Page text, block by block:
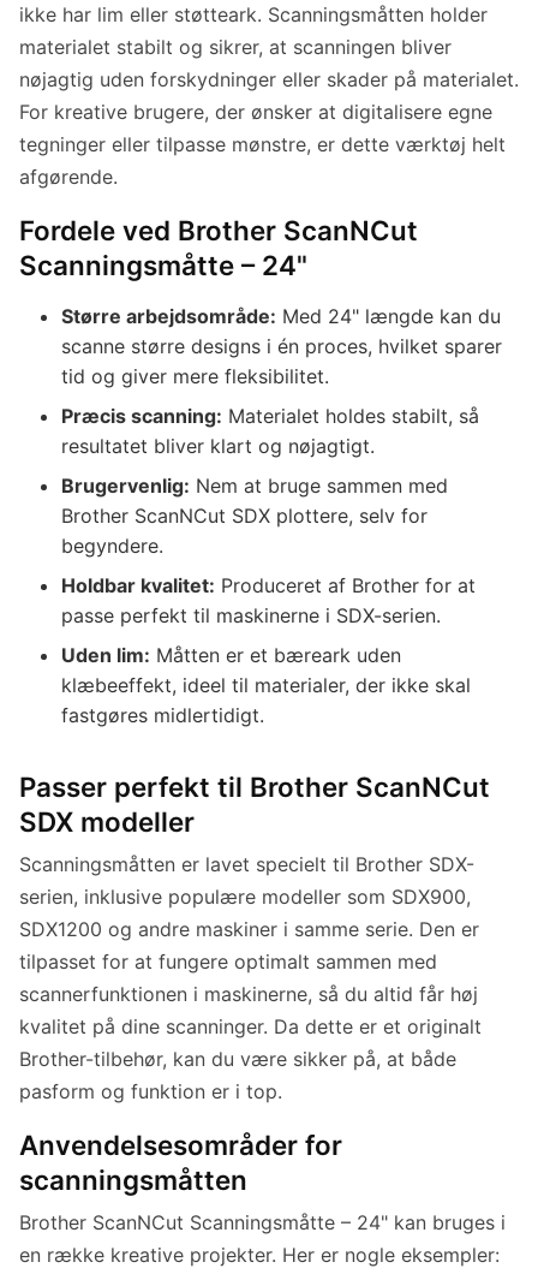
ikke har lim eller støtteark. Scanningsmåtten holder
materialet stabilt og sikrer, at scanningen bliver
nøjagtig uden forskydninger eller skader på materialet.
For kreative brugere, der ønsker at digitalisere egne
tegninger eller tilpasse mønstre, er dette værktøj helt
afgørende.
Fordele ved Brother ScanNCut
Scanningsmåtte – 24"
Større arbejdsområde: Med 24" længde kan du
scanne større designs i én proces, hvilket sparer
tid og giver mere fleksibilitet.
Præcis scanning: Materialet holdes stabilt, så
resultatet bliver klart og nøjagtigt.
Brugervenlig: Nem at bruge sammen med
Brother ScanNCut SDX plottere, selv for
begyndere.
Holdbar kvalitet: Produceret af Brother for at
passe perfekt til maskinerne i SDX-serien.
Uden lim: Måtten er et bæreark uden
klæbeeffekt, ideel til materialer, der ikke skal
fastgøres midlertidigt.
Passer perfekt til Brother ScanNCut
SDX modeller
Scanningsmåtten er lavet specielt til Brother SDX-
serien, inklusive populære modeller som SDX900,
SDX1200 og andre maskiner i samme serie. Den er
tilpasset for at fungere optimalt sammen med
scannerfunktionen i maskinerne, så du altid får høj
kvalitet på dine scanninger. Da dette er et originalt
Brother-tilbehør, kan du være sikker på, at både
pasform og funktion er i top.
Anvendelsesområder for
scanningsmåtten
Brother ScanNCut Scanningsmåtte – 24" kan bruges i
en række kreative projekter. Her er nogle eksempler: